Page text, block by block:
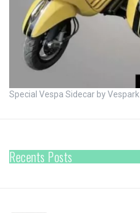
Special Vespa Sidecar by Vespark
Recents Posts